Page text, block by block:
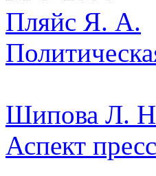
Пляйс Я. А.
Шипова Л.
Аспект